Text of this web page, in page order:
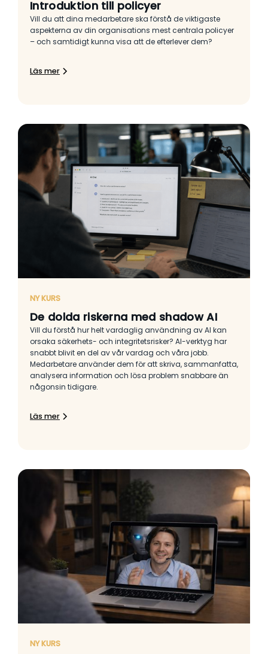
Introduktion till policyer
Vill du att dina medarbetare ska förstå de viktigaste
aspekterna av din organisations mest centrala policyer
– och samtidigt kunna visa att de efterlever dem?
Läs mer
NY KURS
De dolda riskerna med shadow AI
Vill du förstå hur helt vardaglig användning av AI kan
orsaka säkerhets- och integritetsrisker? AI-verktyg har
snabbt blivit en del av vår vardag och våra jobb.
Medarbetare använder dem för att skriva, sammanfatta,
analysera information och lösa problem snabbare än
någonsin tidigare.
Läs mer
NY KURS